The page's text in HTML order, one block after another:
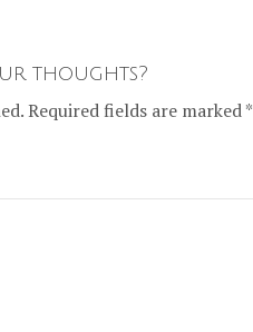
thoughts?
Required fields are marked *